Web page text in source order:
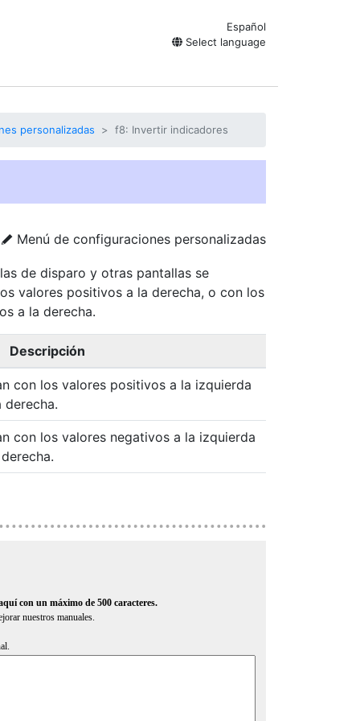
Español
Select language
personalizadas f8: Invertir indicadores
A Menú de configuraciones personalizadas
de disparo y otras pantallas se
valores positivos a la derecha, o con los
a la derecha.
Descripción
con los valores positivos a la izquierda
con los valores negativos a la izquierda